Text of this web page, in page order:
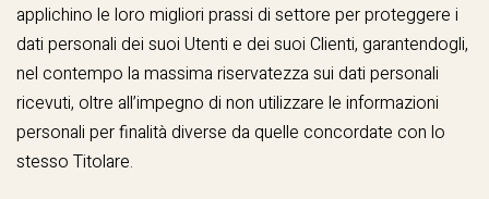
applichino le loro migliori prassi di settore per proteggere i
dati personali dei suoi Utenti e dei suoi Clienti, garantendogli,
nel contempo la massima riservatezza sui dati personali
ricevuti, oltre all’impegno di non utilizzare le informazioni
personali per finalità diverse da quelle concordate con lo
stesso Titolare.